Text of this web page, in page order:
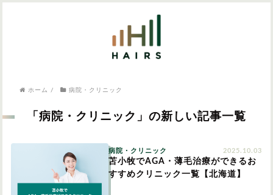
病院・クリニック
女性の薄毛
AGA
植毛
ホーム / 病院・クリニック
「病院・クリニック」の新しい記事一覧
病院・クリニック 2025.10.03
苫小牧でAGA・薄毛治療ができるお
すすめクリニック一覧【北海道】
気になるワードから記事を探す
症状・悩みから記事を探す